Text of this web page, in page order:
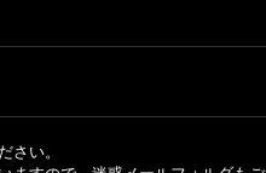
さい。